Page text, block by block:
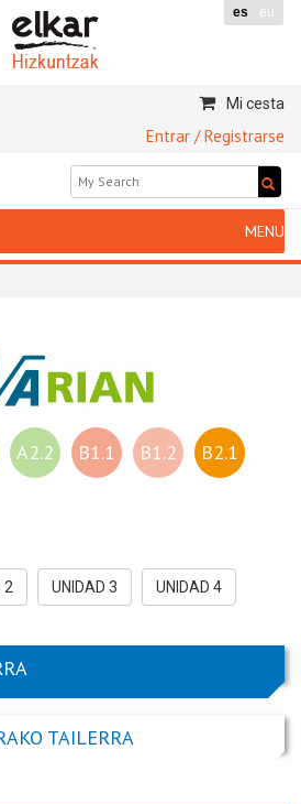
es eu
Mi cesta
Entrar / Registrarse
A2.2 B1.1 B1.2 B2.1
2 UNIDAD 3 UNIDAD 4
TAILERRA